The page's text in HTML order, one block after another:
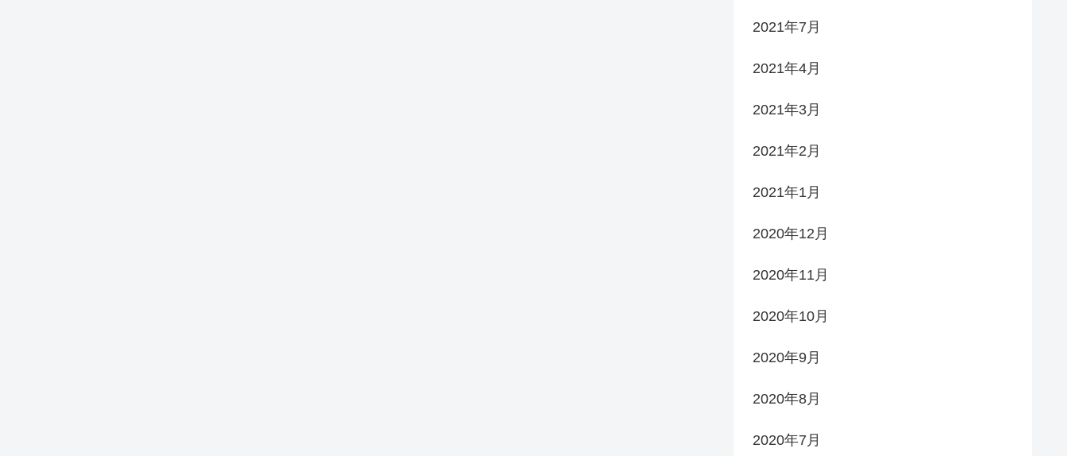
2021年7月
2021年4月
2021年3月
2021年2月
2021年1月
2020年12月
2020年11月
2020年10月
2020年9月
2020年8月
2020年7月